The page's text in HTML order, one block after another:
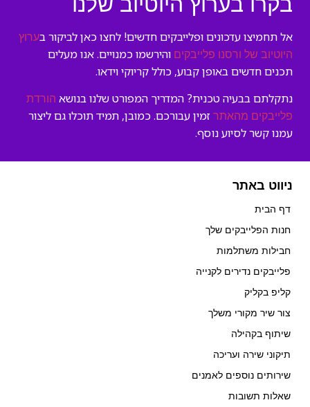
אל תחמיצו עדכונים ופלייבקים חדשים! לחצו כאן לביקור בערוץ
היוטיוב של ורסנו פלייבקים והירשמו כמנויים. אנו מעלים
תכנים חדשים באופן קבוע, כולל קריוקי וידאו.
נתקלתם בבעיה טכנית? המדריך המפורט שלנו בנושא הורדת
פלייבקים מהאתר זמין עבורכם. כמובן, תמיד תוכלו גם ליצור
עמנו קשר לסיוע נוסף.
ניווט באתר
דף הבית
חנות הפלייבקים שלך
חבילות משתלמות
פלייבקים נדירים לקנייה
קליפ בקליק
צור שיר מקורי משלך
שיתוף בקהילה
תיקוני שירה ועריכה
שירותים נוספים לאמנים
שאלות תשובות